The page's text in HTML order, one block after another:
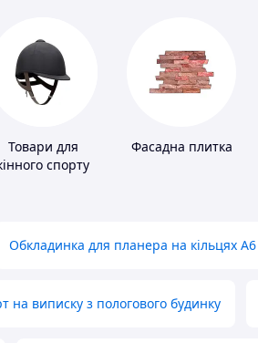
Товари для
спорту
Фасадна плитка
Обкладинка для планера на кільцях А6
виписку з пологового будинку